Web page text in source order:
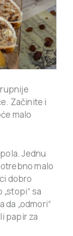
Začinite i
malo
Jednu
malo
dobro
sa
da „odmori“
papir za